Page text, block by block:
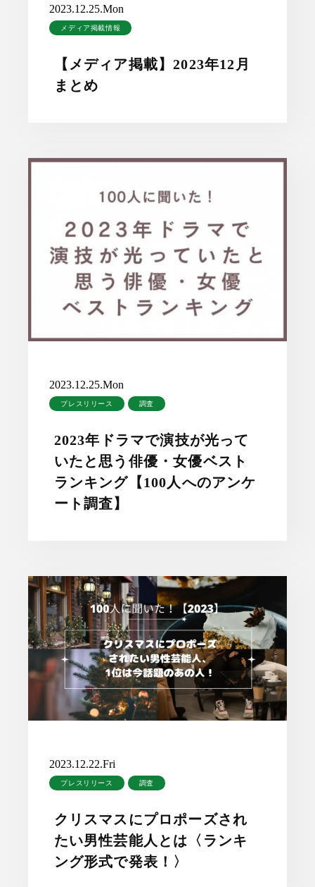
2023.12.25.Mon
メディア掲載情報
【メディア掲載】2023年12月
まとめ
2023.12.25.Mon
プレスリリース 調査
2023年ドラマで演技が光って
いたと思う俳優・女優ベスト
ランキング【100人へのアンケ
ート調査】
2023.12.22.Fri
プレスリリース 調査
クリスマスにプロポーズされ
たい男性芸能人とは〈ランキ
ング形式で発表！〉